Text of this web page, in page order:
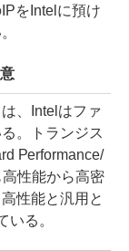
をIntelに預け
、Intelはファ
。トランジス
Performance/
性能から高密
性能と汎用と
る。